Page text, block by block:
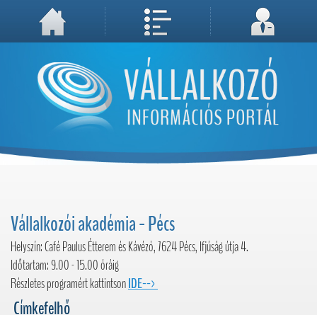
A weboldal használatával Ön elfogadja, hogy Cookie-kat (sütiket) tároljunk számítógépén. A sütik a weboldal megfelelő működéséhez
Megértettem, folytatás...
Vállalkozói akadémia - Pécs
Helyszín: Café Paulus Étterem és Kávézó, 7624 Pécs, Ifjúság útja 4.
Időtartam: 9.00 - 15.00 óráig
Részletes programért kattintsonIDE-->
Címkefelhő